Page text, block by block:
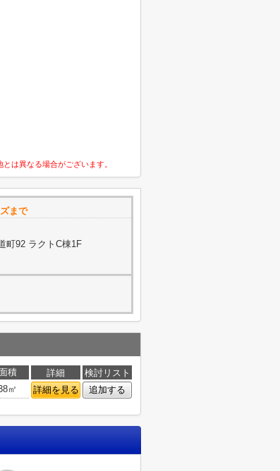
は異なる場合がございます。
まで
町92 ラクトC棟1F
積 詳細
検討リスト
㎡ 詳細を見る 追加する